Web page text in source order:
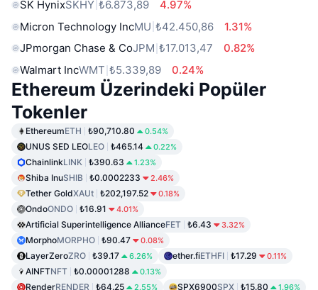
SK HynixSKHY ₺6.873,89
4.97%
Micron Technology IncMU ₺42.450,86
1.31%
JPmorgan Chase & CoJPM ₺17.013,47
0.82%
Walmart IncWMT ₺5.339,89 0.24%
Ethereum Üzerindeki Popüler
Tokenler
EthereumETH ₺90,710.80 0.54%
UNUS SED LEOLEO ₺465.14 0.22%
ChainlinkLINK ₺390.63 1.23%
Shiba InuSHIB ₺0.0002233 2.46%
Tether GoldXAUt ₺202,197.52 0.18%
OndoONDO ₺16.91 4.01%
Artificial Superintelligence AllianceFET ₺6.43 3.32%
MorphoMORPHO ₺90.47 0.08%
LayerZeroZRO ₺39.17 6.26% ether.fiETHFI ₺17.29 0.11%
AINFTNFT ₺0.00001288 0.13%
RenderRENDER ₺64.25 2.55% SPX6900SPX ₺15.80 1.96%